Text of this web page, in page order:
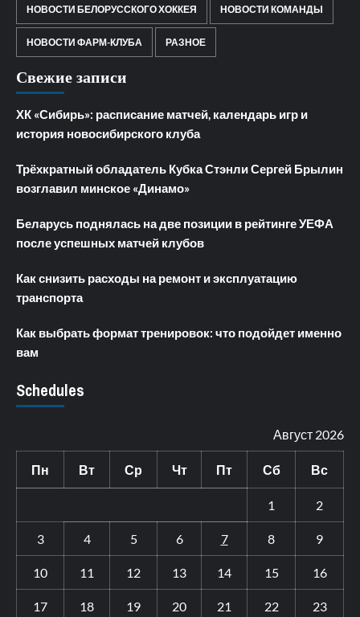
НОВОСТИ БЕЛОРУССКОГО ХОККЕЯ НОВОСТИ КОМАНДЫ
НОВОСТИ ФАРМ-КЛУБА РАЗНОЕ
Свежие записи
ХК «Сибирь»: расписание матчей, календарь игр и
история новосибирского клуба
Трёхкратный обладатель Кубка Стэнли Сергей Брылин
возглавил минское «Динамо»
Беларусь поднялась на две позиции в рейтинге УЕФА
после успешных матчей клубов
Как снизить расходы на ремонт и эксплуатацию
транспорта
Как выбрать формат тренировок: что подойдет именно
вам
Schedules
Август 2026
Пн Вт Ср Чт Пт Сб Вс
1 2
3 4 5 6 7 8 9
10 11 12 13 14 15 16
17 18 19 20 21 22 23